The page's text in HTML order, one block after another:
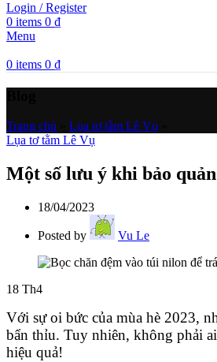
Login / Register
0 items 0 ₫
Menu
0 items 0 ₫
Trang chủ Lụa tơ tằm Lê Vụ
Lụa tơ tằm Lê Vụ
Một số lưu ý khi bảo
18/04/2023
Posted by Vu Le
18 Th4
Với sự oi bức của mùa hè 2023,
bẩn thỉu. Tuy nhiên, không phải
hiệu quả!